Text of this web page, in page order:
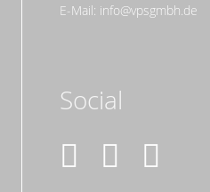
E-Mail: info@vpsgmbh.de
Social